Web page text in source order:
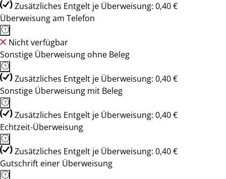
Zusätzliches Entgelt je Überweisung: 0,40 €
Überweisung am Telefon
Nicht verfügbar
Sonstige Überweisung ohne Beleg
Zusätzliches Entgelt je Überweisung: 0,40 €
Sonstige Überweisung mit Beleg
Zusätzliches Entgelt je Überweisung: 0,40 €
Echtzeit-Überweisung
Zusätzliches Entgelt je Überweisung: 0,40 €
Gutschrift einer Überweisung